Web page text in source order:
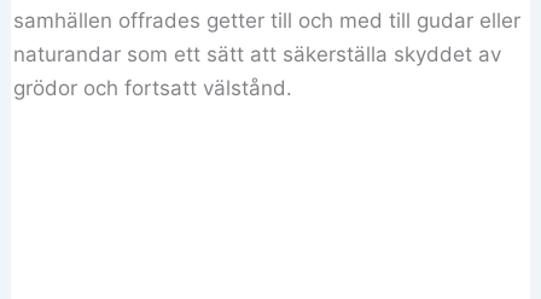
samhällen offrades getter till och med till gudar eller
naturandar som ett sätt att säkerställa skyddet av
grödor och fortsatt välstånd.